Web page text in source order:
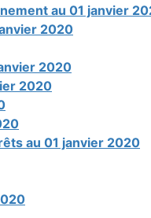
au 01 janvier
2020
2020
2020
au 01 janvier 2020